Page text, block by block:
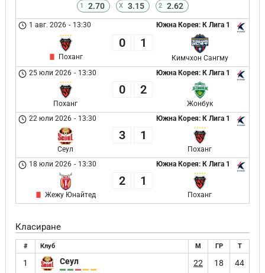
1 2.70 X 3.15 2 2.62
Южна Корея: К Лига 1
1 авг. 2026 - 13:30
Поханг
0 1
Кимчхон Сангму
Южна Корея: К Лига 1
25 юли 2026 - 13:30
Поханг
0 2
Жонбук
Южна Корея: К Лига 1
22 юли 2026 - 13:30
Сеул
3 1
Поханг
Южна Корея: К Лига 1
18 юли 2026 - 13:30
Жежу Юнайтед
2 1
Поханг
Класиране
# Клуб М ГР Т
1 Сеул 22 18 44